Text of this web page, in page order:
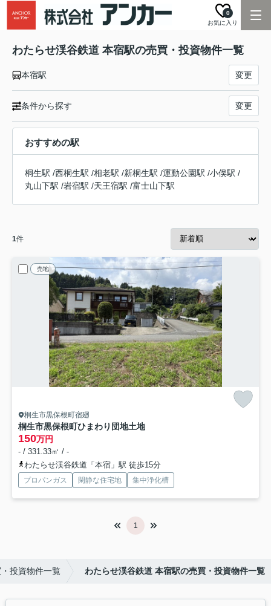
お気に入り
0
わたらせ渓谷鉄道 本宿駅の売買・投資物件一覧
本宿駅 変更
条件から探す 変更
おすすめの駅
桐生駅 /西桐生駅 /相老駅 /新桐生駅 /運動公園駅 /小俣駅 /
丸山下駅 /岩宿駅 /天王宿駅 /富士山下駅
1件
売地
桐生市黒保根町宿廻
桐生市黒保根町ひまわり団地土地
150万円
- / 331.33㎡ / -
わたらせ渓谷鉄道「本宿」駅 徒歩15分
プロパンガス 閑静な住宅地 集中浄化槽
1
投資物件一覧 わたらせ渓谷鉄道 本宿駅の売買・投資物件一覧